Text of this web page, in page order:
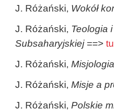
J. Różański, Wokół
J. Różański, Teologia
Subsaharyjskiej==>
J. Różański,
J. Różański, Misje a
J. Różański, Polskie